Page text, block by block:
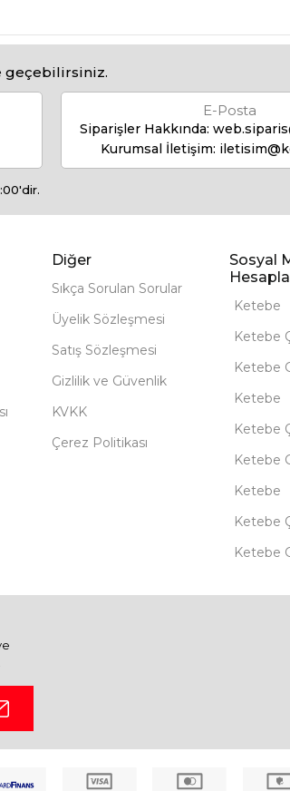
geçebilirsiniz.
E-Posta
Siparişler Hakkında:
Kurumsal İletişim:
Diğer
Sıkça Sorulan Sorular
Üyelik Sözleşmesi
Satış Sözleşmesi
Gizlilik ve Güvenlik
KVKK
Çerez Politikası
Sosyal
Ketebe
Ketebe
Ketebe
Ketebe
Ketebe
Ketebe
Ketebe
Ketebe
Ketebe